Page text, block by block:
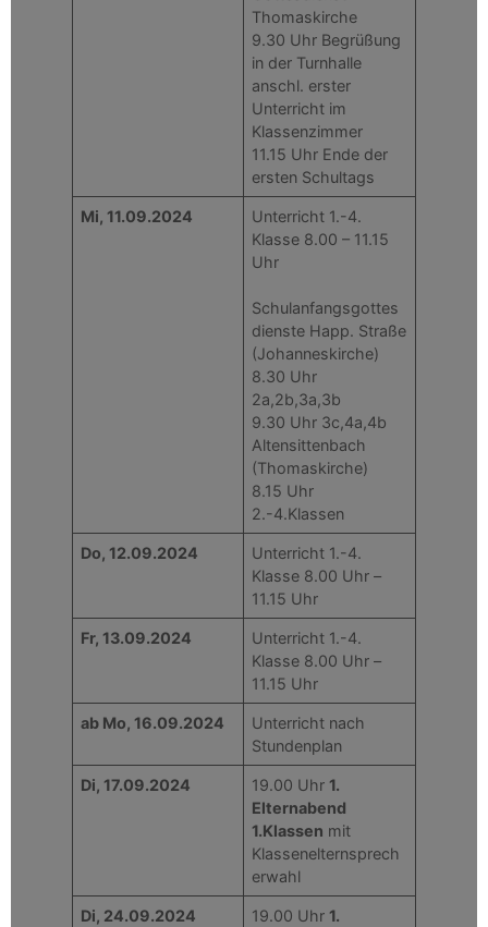
Thomaskirche
9.30 Uhr Begrüßung
in der Turnhalle
anschl. erster
Unterricht im
Klassenzimmer
11.15 Uhr Ende der
ersten Schultags
Mi, 11.09.2024
Unterricht 1.-4.
Klasse 8.00 – 11.15
Uhr
Schulanfangsgottes
dienste Happ. Straße
(Johanneskirche)
8.30 Uhr
2a,2b,3a,3b
9.30 Uhr 3c,4a,4b
Altensittenbach
(Thomaskirche)
8.15 Uhr
2.-4.Klassen
Do, 12.09.2024
Unterricht 1.-4.
Klasse 8.00 Uhr –
11.15 Uhr
Fr, 13.09.2024
Unterricht 1.-4.
Klasse 8.00 Uhr –
11.15 Uhr
ab Mo, 16.09.2024
Unterricht nach
Stundenplan
Di, 17.09.2024 19.00 Uhr 1.
Elternabend
1.Klassen mit
Klassenelternsprech
erwahl
Di, 24.09.2024 19.00 Uhr 1.